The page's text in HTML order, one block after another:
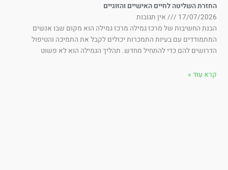
השליטה לחיים האישיים והזוגיים
17/07/
אין תגובות
החשיבות של מרכז גמילה מרכז גמילה הוא מקום שבו אנשים
עם בעיות התמכרות יכולים לקבל את התמיכה והטיפול
להם כדי להתחיל מחדש. תהליך הגמילה הוא לא פשוט
עוד »